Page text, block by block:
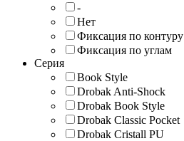
-
Нет
Фиксация по контуру
Фиксация по углам
Серия
Book Style
Drobak Anti-Shock
Drobak Book Style
Drobak Classic Pocket
Drobak Cristall PU